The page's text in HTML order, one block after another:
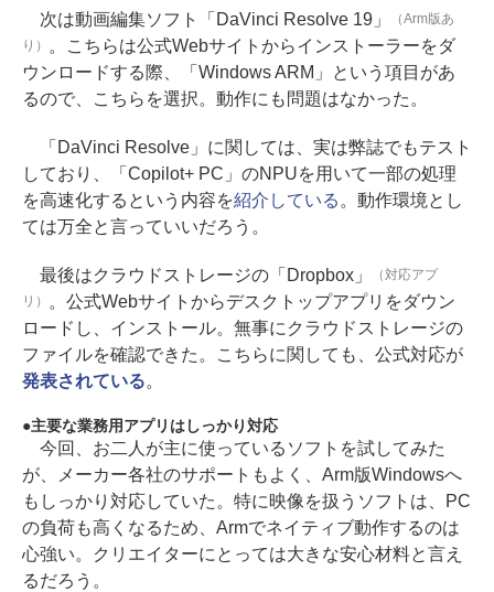
次は動画編集ソフト「DaVinci Resolve 19」
（Arm版あ
り）
。こちらは公式Webサイトからインストーラーをダ
ウンロードする際、「Windows ARM」という項目があ
るので、こちらを選択。動作にも問題はなかった。
「DaVinci Resolve」に関しては、実は弊誌でもテスト
しており、「Copilot+ PC」のNPUを用いて一部の処理
を高速化するという内容を紹介している 。動作環境とし
ては万全と言っていいだろう。
最後はクラウドストレージの「Dropbox」
（対応アプ
リ）
。公式Webサイトからデスクトップアプリをダウン
ロードし、インストール。無事にクラウドストレージの
ファイルを確認できた。こちらに関しても、公式対応が
発表されている。
主要な業務用アプリはしっかり対応
今回、お二人が主に使っているソフトを試してみた
が、メーカー各社のサポートもよく、Arm版Windowsへ
もしっかり対応していた。特に映像を扱うソフトは、PC
の負荷も高くなるため、Armでネイティブ動作するのは
心強い。クリエイターにとっては大きな安心材料と言え
るだろう。